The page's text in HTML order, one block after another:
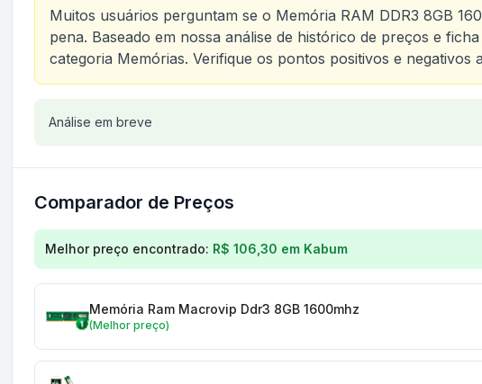
Muitos usuários perguntam se o Memória RAM DDR3 8GB
pena. Baseado em nossa análise de histórico de preços e
categoria Memórias. Verifique os pontos positivos e negativos
Análise do produto
Análise em breve
Comparador de Preços
Comparação de preços para
Melhor preço encontrado: R$ 106,30 em Kabum
Memória Ram Macrovip Ddr3 8GB 1600mhz
(Melhor preço)